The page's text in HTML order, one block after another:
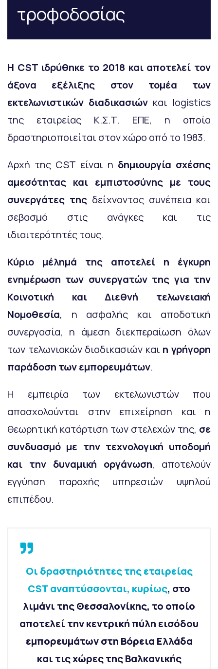
τροφοδοσίας
Η CST ιδρύθηκε το 2018 και αποτελεί τον
άξονα εξέλιξης στον τομέα των
εκτελωνιστικών διαδικασιών και logistics
της εταιρείας Κ.Σ.Τ. ΕΠΕ, η οποία
δραστηριοποιείται στον χώρο από το 1983.
Αρχή της CST είναι η δημιουργία σχέσης
αμεσότητας και εμπιστοσύνης με τους
συνεργάτες της δείχνοντας συνέπεια και
σεβασμό στις ανάγκες και τις
ιδιαιτερότητές τους.
Κύριο μέλημά της αποτελεί η έγκυρη
ενημέρωση των συνεργατών της για την
Κοινοτική και Διεθνή τελωνειακή
Νομοθεσία, η ασφαλής και αποδοτική
συνεργασία, η άμεση διεκπεραίωση όλων
των τελωνιακών διαδικασιών και η γρήγορη
παράδοση των εμπορευμάτων.
Η εμπειρία των εκτελωνιστών που
απασχολούνται στην επιχείρηση και η
θεωρητική κατάρτιση των στελεχών της, σε
συνδυασμό με την τεχνολογική υποδομή
και την δυναμική οργάνωση, αποτελούν
εγγύηση παροχής υπηρεσιών υψηλού
επιπέδου.
Οι δραστηριότητες της εταιρείας
CST αναπτύσσονται, κυρίως, στο
λιμάνι της Θεσσαλονίκης, το οποίο
αποτελεί την κεντρική πύλη εισόδου
εμπορευμάτων στη Βόρεια Ελλάδα
και τις χώρες της Βαλκανικής